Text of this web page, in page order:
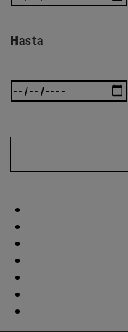
Hasta